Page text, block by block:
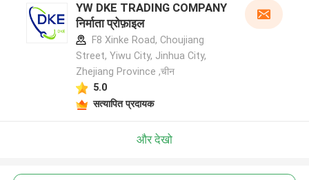
YW DKE TRADING COMPANY
निर्माता प्रोफ़ाइल
F8 Xinke Road, Choujiang
Street, Yiwu City, Jinhua City,
Zhejiang Province ,चीन
5.0
सत्यापित प्रदायक
और देखो